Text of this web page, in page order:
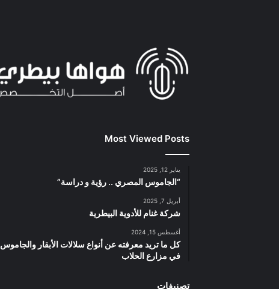
Most Viewed Posts
يناير 12, 2025
“الجاموس المصري .. رؤية و دراسة”
أبريل 7, 2025
شركة غنام للأدوية البيطرية
أغسطس 15, 2024
كل ما تريد معرفته عن أنواع سلالات الأبقار والجاموس
في مزارع الحلاب
تصنيفات